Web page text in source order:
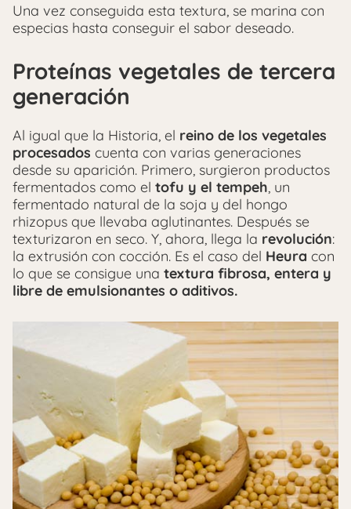
Una vez conseguida esta textura, se marina con
especias hasta conseguir el sabor deseado.
Proteínas vegetales de tercera
generación
Al igual que la Historia, el reino de los vegetales
procesados cuenta con varias generaciones
desde su aparición. Primero, surgieron productos
fermentados como el tofu y el tempeh, un
fermentado natural de la soja y del hongo
rhizopus que llevaba aglutinantes. Después se
texturizaron en seco. Y, ahora, llega la revolución:
la extrusión con cocción. Es el caso del Heura con
lo que se consigue una textura fibrosa, entera y
libre de emulsionantes o aditivos.